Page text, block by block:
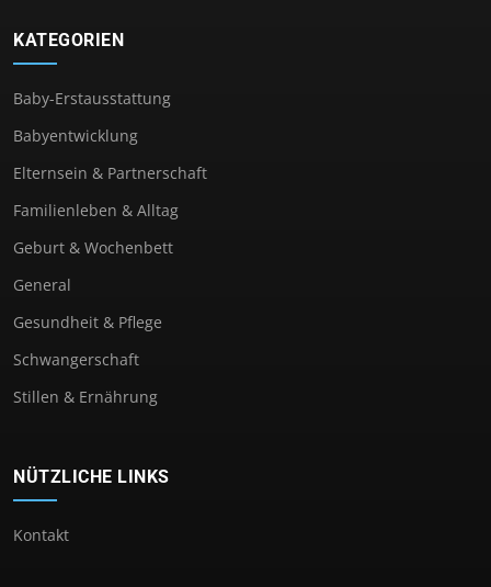
KATEGORIEN
Baby-Erstausstattung
Babyentwicklung
Elternsein & Partnerschaft
Familienleben & Alltag
Geburt & Wochenbett
General
Gesundheit & Pflege
Schwangerschaft
Stillen & Ernährung
NÜTZLICHE LINKS
Kontakt